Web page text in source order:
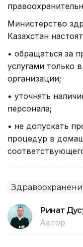
Министерство
Казахстан
• обращаться за
услугами только
организации;
• уточнять
персонала;
• не допускать
процедур в
Ринат
Автор